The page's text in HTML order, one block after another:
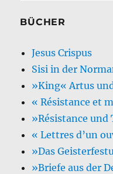
BÜCHER
Jesus Crispus
Sisi in der
»King« Artus
« Résistance et
»Résistance und
« Lettres d’un
»Das
»Briefe aus der